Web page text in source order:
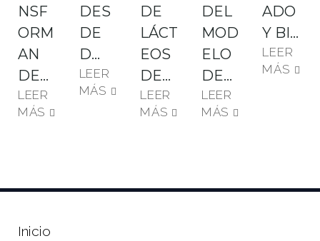
NSF
ORM
AN
DE…
LEER
MÁS
DES
DE
D…
LEER
MÁS
DE
LÁCT
EOS
DE…
LEER
MÁS
DEL
MOD
ELO
DE…
LEER
MÁS
ADO
Y BI…
LEER
MÁS
Inicio